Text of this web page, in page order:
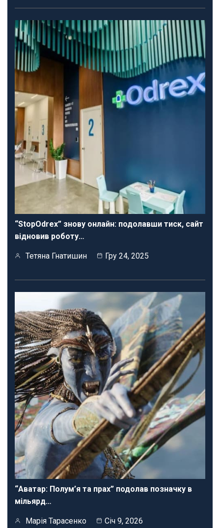
“StopOdrex” знову онлайн: подолавши тиск, сайт
відновив роботу…
Тетяна Гнатишин Гру 24, 2025
“Аватар: Полум’я та прах” подолав позначку в
мільярд…
Марія Тарасенко Січ 9, 2026